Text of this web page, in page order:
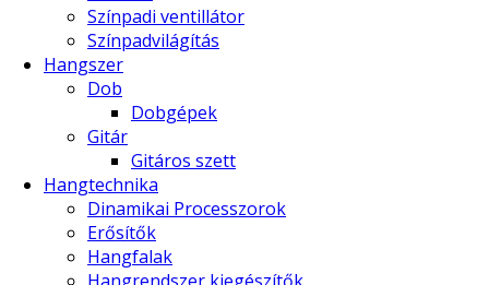
Színpadi ventillátor
Színpadvilágítás
Hangszer
Dob
Dobgépek
Gitár
Gitáros szett
Hangtechnika
Dinamikai Processzorok
Erősítők
Hangfalak